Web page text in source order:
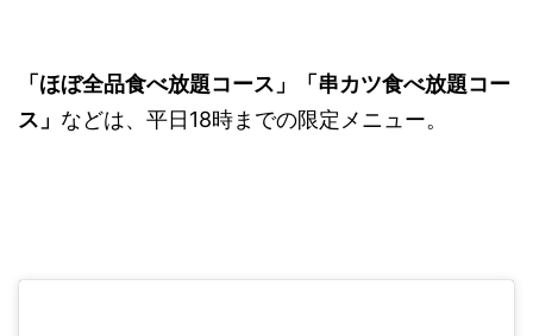
「ほぼ全品食べ放題コース」「串カツ食べ放題コー
ス」 などは、平日18時までの限定メニュー。